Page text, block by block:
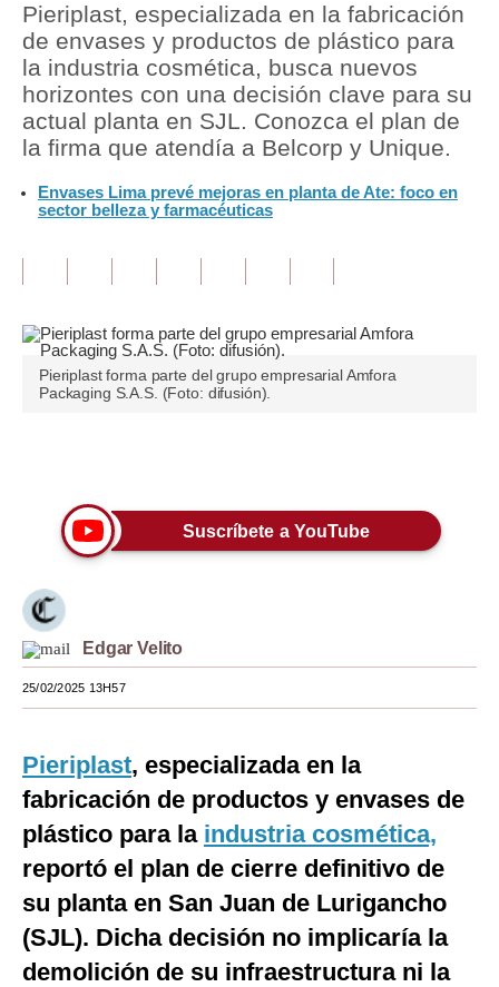
Finanzas Personales
Inmobiliarias
Plus G
Editorial
Tendencias
Lujo
Estilos
EEUU
México
España
Internacional
Tecnología
Club del Suscriptor
Mix
G de Gestión
Notas Contratadas
Pieriplast, especializada en la fabricación
de envases y productos de plástico para
la industria cosmética, busca nuevos
horizontes con una decisión clave para su
actual planta en SJL. Conozca el plan de
la firma que atendía a Belcorp y Unique.
Envases Lima prevé mejoras en planta de Ate: foco en
sector belleza y farmacéuticas
Pieriplast forma parte del grupo empresarial Amfora
Packaging S.A.S. (Foto: difusión).
Suscríbete a YouTube
Edgar Velito
25/02/2025 13H57
Pieriplast, especializada en la
fabricación de productos y envases de
plástico para la industria cosmética,
reportó el plan de cierre definitivo de
su planta en San Juan de Lurigancho
(SJL). Dicha decisión no implicaría la
demolición de su infraestructura ni la